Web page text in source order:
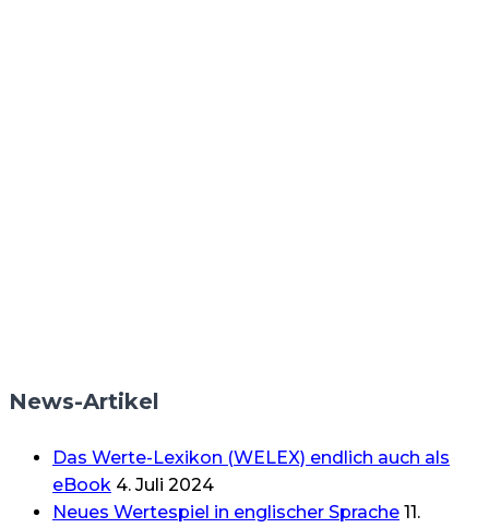
News-Artikel
Das Werte-Lexikon (WELEX) endlich auch als
eBook 4. Juli 2024
Neues Wertespiel in englischer Sprache 11.